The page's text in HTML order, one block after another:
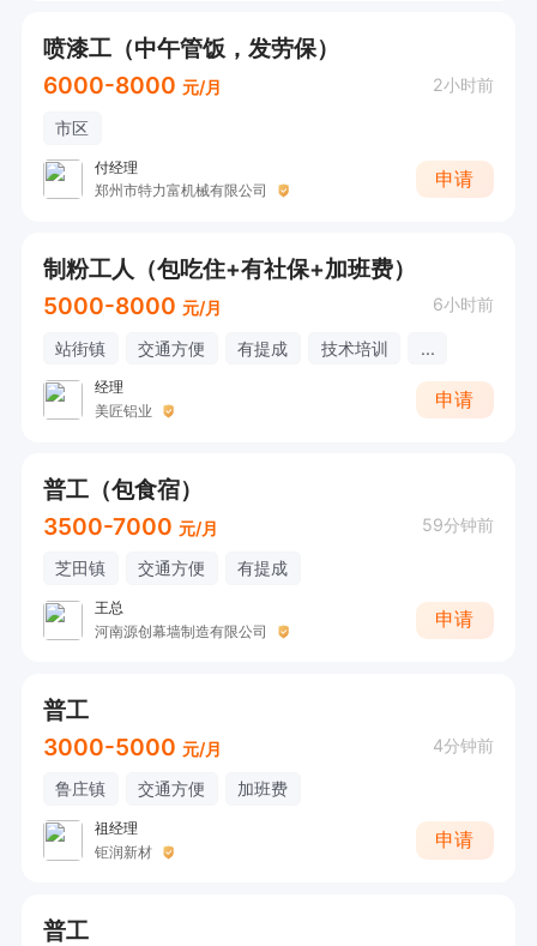
喷漆工（中午管饭，发劳保）
6000-8000 元/月 2小时前
市区
付经理
郑州市特力富机械有限公司
申请
制粉工人（包吃住+有社保+加班费）
5000-8000 元/月 6小时前
站街镇 交通方便 有提成 技术培训 ...
经理
美匠铝业
申请
普工（包食宿）
3500-7000 元/月 59分钟前
芝田镇 交通方便 有提成
王总
河南源创幕墙制造有限公司
申请
普工
3000-5000 元/月 4分钟前
鲁庄镇 交通方便 加班费
祖经理
钜润新材
申请
普工